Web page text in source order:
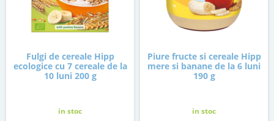
Fulgi de cereale Hipp
ecologice cu 7 cereale de la
10 luni 200 g
in stoc
Piure fructe si cereale Hipp
mere si banane de la 6 luni
190 g
in stoc